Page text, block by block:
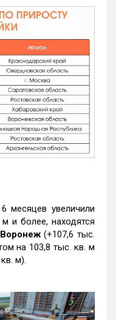
месяцев увеличили
и более, находятся
Воронеж(+107,6 тыс.
на 103,8 тыс. кв. м
м).